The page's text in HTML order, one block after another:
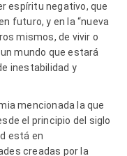
espíritu negativo, que
futuro, y en la “nueva
mismos, de vivir o
mundo que estará
inestabilidad y
mencionada la que
el principio del siglo
está en
creadas por la